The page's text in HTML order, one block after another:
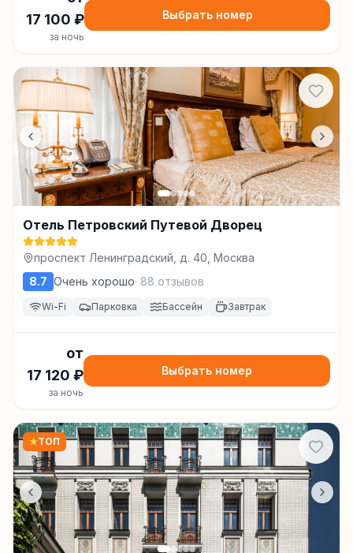
17 100 ₽
за ночь
Выбрать номер
Отель Петровский Путевой Дворец
проспект Ленинградский, д. 40, Москва
8.7 Очень хорошо· 88 отзывов
Wi-Fi Парковка Бассейн Завтрак
от
17 120 ₽
за ночь
Выбрать номер
★ТОП